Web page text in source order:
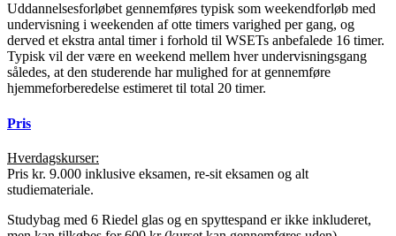
Uddannelsesforløbet gennemføres typisk som weekendforløb med
undervisning i weekenden af otte timers varighed per gang, og
derved et ekstra antal timer i forhold til WSETs anbefalede 16 timer.
Typisk vil der være en weekend mellem hver undervisningsgang
således, at den studerende har mulighed for at gennemføre
hjemmeforberedelse estimeret til total 20 timer.
Pris
Hverdagskurser:
Pris kr. 9.000 inklusive eksamen, re-sit eksamen og alt
studiemateriale.
Studybag med 6 Riedel glas og en spyttespand er ikke inkluderet,